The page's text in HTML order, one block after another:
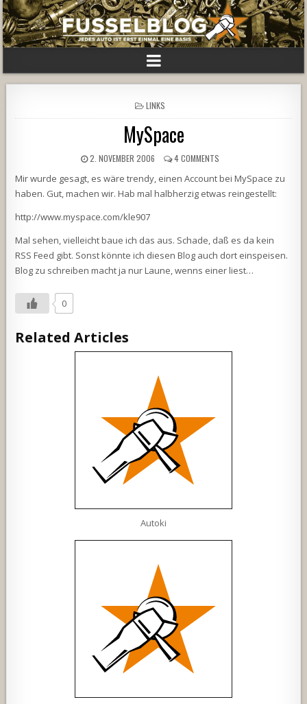
POSTED
IN
LINKS
MySpace
2. NOVEMBER 2006 4 COMMENTS
Mir wurde gesagt, es wäre trendy, einen Account bei MySpace zu
haben. Gut, machen wir. Hab mal halbherzig etwas reingestellt:
http://www.myspace.com/kle907
Mal sehen, vielleicht baue ich das aus. Schade, daß es da kein
RSS Feed gibt. Sonst könnte ich diesen Blog auch dort einspeisen.
Blog zu schreiben macht ja nur Laune, wenns einer liest…
0
Related Articles
Autoki